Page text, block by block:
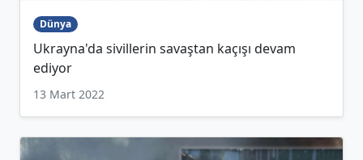
Dünya
Ukrayna'da sivillerin savaştan kaçışı devam
ediyor
13 Mart 2022